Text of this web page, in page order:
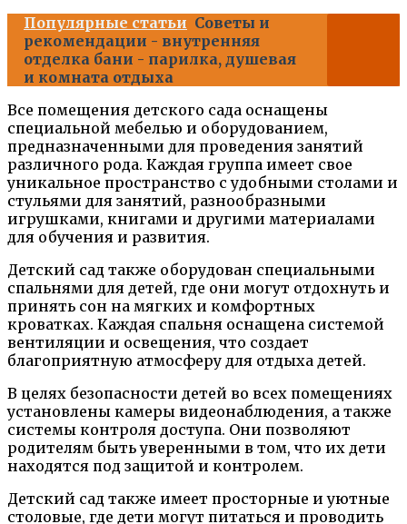
Популярные статьи Советы и
рекомендации - внутренняя
отделка бани - парилка, душевая
и комната отдыха
Все помещения детского сада оснащены
специальной мебелью и оборудованием,
предназначенными для проведения занятий
различного рода. Каждая группа имеет свое
уникальное пространство с удобными столами и
стульями для занятий, разнообразными
игрушками, книгами и другими материалами
для обучения и развития.
Детский сад также оборудован специальными
спальнями для детей, где они могут отдохнуть и
принять сон на мягких и комфортных
кроватках. Каждая спальня оснащена системой
вентиляции и освещения, что создает
благоприятную атмосферу для отдыха детей.
В целях безопасности детей во всех помещениях
установлены камеры видеонаблюдения, а также
системы контроля доступа. Они позволяют
родителям быть уверенными в том, что их дети
находятся под защитой и контролем.
Детский сад также имеет просторные и уютные
столовые, где дети могут питаться и проводить